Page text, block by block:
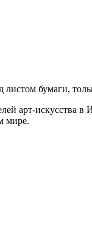
листом бумаги,
арт-искусства
мире.